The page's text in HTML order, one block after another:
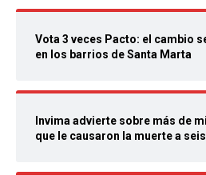
Vota 3 veces Pacto: el cambio
en los barrios de Santa Marta
Invima advierte sobre más de
que le causaron la muerte a